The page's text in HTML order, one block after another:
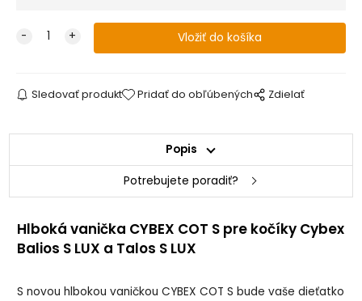
Sledovať produkt Pridať do obľúbených Zdielať
Popis
Potrebujete poradiť?
Hlboká vanička CYBEX COT S pre kočíky Cybex
Balios S LUX a Talos S LUX
S novou hlbokou vaničkou CYBEX COT S bude vaše dieťatko